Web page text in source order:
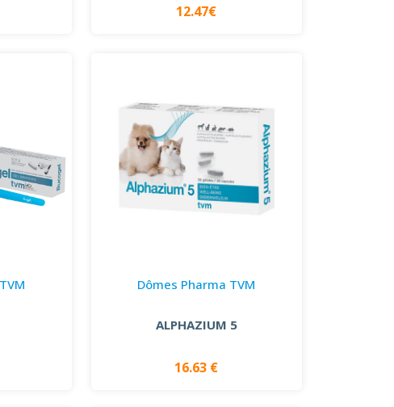
12.47€
Dômes Pharma TVM
ALPHAZIUM 5
16.63 €